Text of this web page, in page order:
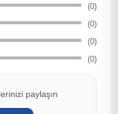
(0)
(0)
(0)
(0)
paylaşın